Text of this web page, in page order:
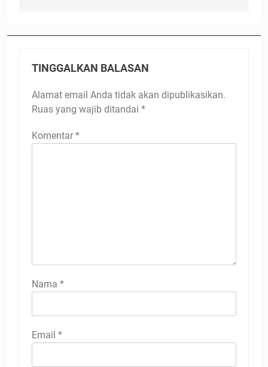
TINGGALKAN BALASAN
Alamat email Anda tidak akan dipublikasikan.
Ruas yang wajib ditandai *
Komentar *
Nama *
Email *